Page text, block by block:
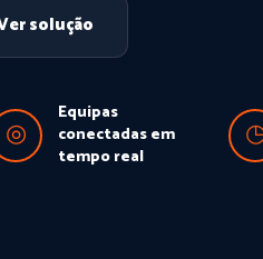
solução
◎
Equipas
conectadas em
tempo real